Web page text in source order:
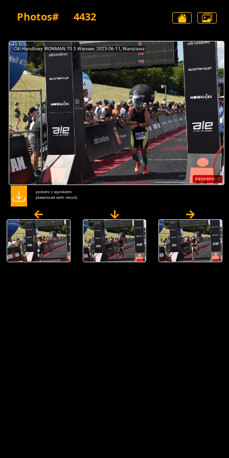
Photos# 4432
pobierz z wynikiem
(dawnload with result)